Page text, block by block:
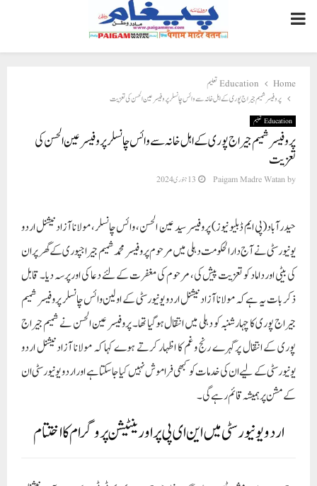
PRIMARY
MENU
Home
Education تعلیم
پروفیسر شمیم جیراج پوری کے اہل خانہ سے وائس چانسلر پروفیسر عین الحسن کی تعزیت
Education تعلیم
پروفیسر شمیم جیراج پوری کے اہل خانہ سے وائس چانسلر پروفیسر عین الحسن کی
تعزیت
by
Paigam Madre Watan 13 جنوری 2024
حیدرآباد(پی ایم ڈبلیو نیوز) پروفیسر سید عین الحسن، وائس چانسلر، مولانا آزاد نیشنل اردو
یونیورسٹی نے آج دارالحکومت دہلی میں مرحوم پروفیسر محمد شمیم جیراجپوری کے گھر پر ان
کی بیٹی اور داماد کو تعزیت پیش کی، مرحوم کی مغفرت کے لئے دعا کی اور پرسہ دیا۔ قابل
ذکر بات یہ ہے کہ مولانا آزاد نیشنل اردو یونیورسٹی کے اولین وائس چانسلر پروفیسر شمیم
جیراج پوری کا چہارشنبہ کو دہلی میں انتقال ہوگیا تھا۔ پروفیسر عین الحسن نے شمیم جیراج
پوری کے انتقال پرگہرے رنج وغم کا اظہار کرتے ہوے کہا کہ مولانا آزاد نیشنل اردو
یونیورسٹی کے لیے ان کی خدمات کو کبھی فراموش نہیں کیا جاسکتا ہے اور اردو یونیورسٹی ان
کے مشن پر ہمیشہ قائم رہے گی۔
اردو یونیورسٹی میں این ای پی پر اورینٹیشن پروگرام کا اختتام